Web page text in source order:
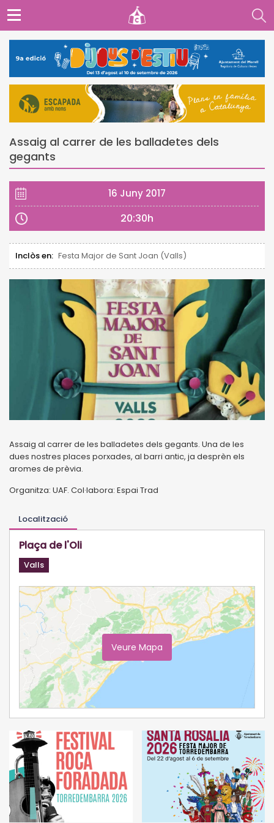
Assaig al carrer de les balladetes dels
gegants
16 Juny 2017
20:30h
Inclòs en: Festa Major de Sant Joan (Valls)
Assaig al carrer de les balladetes dels gegants. Una de les
dues nostres places porxades, al barri antic, ja desprèn els
aromes de prèvia.
Organitza: UAF. Col·labora: Espai Trad
Localització
Plaça de l'Oli
Valls
Veure Mapa